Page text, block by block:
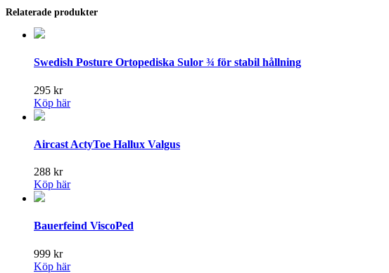
Relaterade produkter
Swedish Posture Ortopediska Sulor ¾ för stabil hållning
295 kr
Köp här
Aircast ActyToe Hallux Valgus
288 kr
Köp här
Bauerfeind ViscoPed
999 kr
Köp här